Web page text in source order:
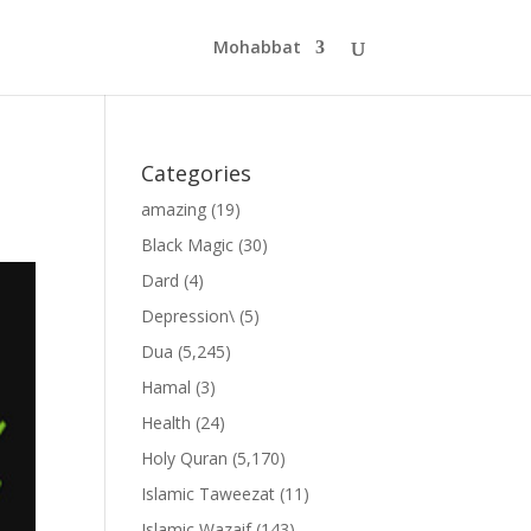
Mohabbat
Categories
amazing (19)
Black Magic (30)
Dard (4)
Depression\ (5)
Dua (5,245)
Hamal (3)
Health (24)
Holy Quran (5,170)
Islamic Taweezat (11)